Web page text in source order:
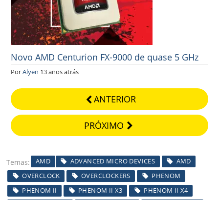
Novo AMD Centurion FX-9000 de quase 5 GHz
PorAlyen 13 anos atrás
ANTERIOR
PRÓXIMO
Temas AMD ADVANCED MICRO DEVICES
AMD
OVERCLOCK
OVERCLOCKERS
PHENOM
PHENOM II
PHENOM II X3
PHENOM II X4